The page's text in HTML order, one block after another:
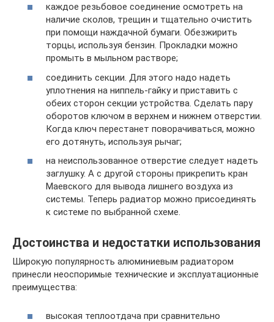
каждое резьбовое соединение осмотреть на
наличие сколов, трещин и тщательно очистить
при помощи наждачной бумаги. Обезжирить
торцы, используя бензин. Прокладки можно
промыть в мыльном растворе;
соединить секции. Для этого надо надеть
уплотнения на ниппель-гайку и приставить с
обеих сторон секции устройства. Сделать пару
оборотов ключом в верхнем и нижнем отверстии.
Когда ключ перестанет поворачиваться, можно
его дотянуть, используя рычаг;
на неиспользованное отверстие следует надеть
заглушку. А с другой стороны прикрепить кран
Маевского для вывода лишнего воздуха из
системы. Теперь радиатор можно присоединять
к системе по выбранной схеме.
Достоинства и недостатки использования
Широкую популярность алюминиевым радиатором
принесли неоспоримые технические и эксплуатационные
преимущества:
высокая теплоотдача при сравнительно